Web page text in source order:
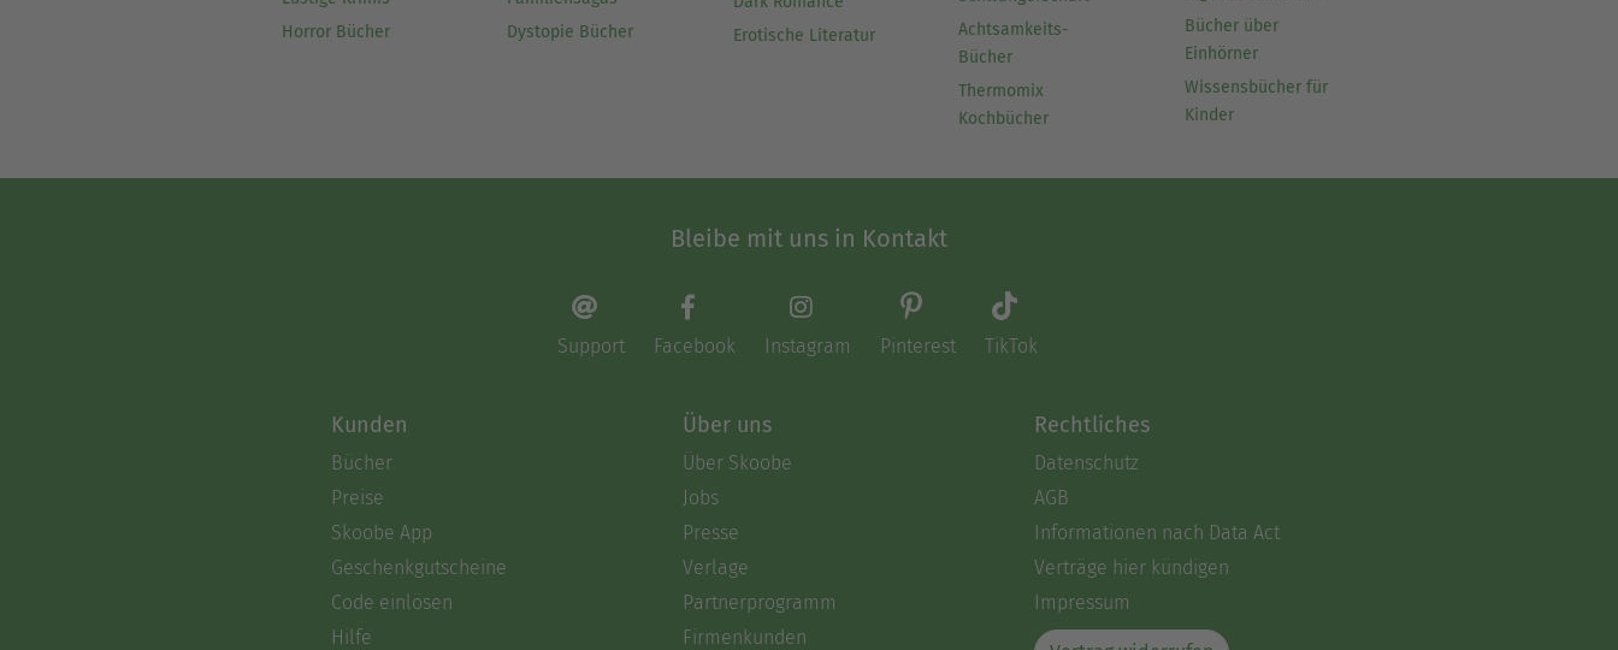
Horror Bücher
Dystopie Bücher
Erotische Literatur
Achtsamkeits-
Bücher
Thermomix
Kochbücher
Bücher über
Einhörner
Wissensbücher für
Kinder
Bleibe mit uns in Kontakt
Support Facebook Instagram Pinterest TikTok
Kunden
Bücher
Preise
Skoobe App
Geschenkgutscheine
Code einlösen
Hilfe
Über uns
Über Skoobe
Jobs
Presse
Verlage
Partnerprogramm
Firmenkunden
Rechtliches
Datenschutz
AGB
Informationen nach Data Act
Verträge hier kündigen
Impressum